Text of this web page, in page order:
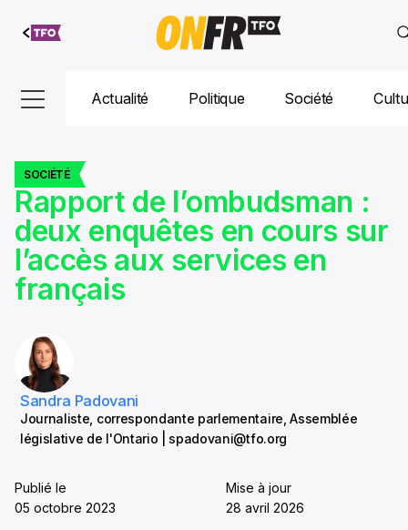
Aller au
contenu
Actualité Politique Société
SOCIÉTÉ
Rapport de l’ombudsman :
deux enquêtes en cours sur
l’accès aux services en
français
Sandra Padovani
Journaliste, correspondante parlementaire, Assemblée
législative de l'Ontario | spadovani@tfo.org
Publié le
05 octobre 2023
Mise à jour
28 avril 2026